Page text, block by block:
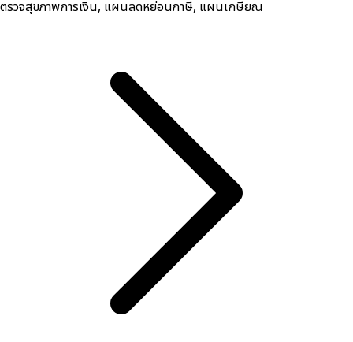
ตรวจสุขภาพการเงิน, ​แผนลดหย่อนภาษี, แผนเกษียณ